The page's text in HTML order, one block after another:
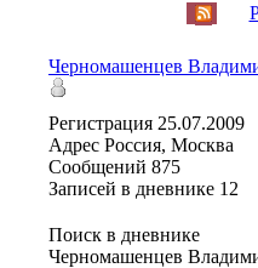
Черномашенцев
Регистрация 25.07.2009
Адрес Россия, Москва
Сообщений 875
Записей в дневнике 12
Поиск в дневнике
Черномашенцев